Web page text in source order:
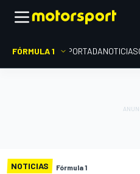
FÓRMULA 1 PORTADANOTICIAS
NOTICIAS Fórmula 1